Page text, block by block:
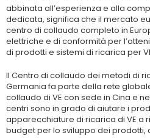
abbinata all’esperienza e alla
dedicata, significa che il mercato
centro di collaudo completo in
elettriche e di conformità per
di prodotti e sistemi di ricarica per
Il Centro di collaudo dei metodi di
Germania fa parte della rete
collaudo di VE con sede in Cina e
centri sono in grado di aiutare i
apparecchiature di ricarica di VE a
budget per lo sviluppo dei prodotti,